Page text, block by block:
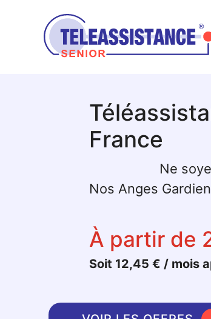
France
Ne
Nos Anges
À partir de
Soit 12,45 € / mois